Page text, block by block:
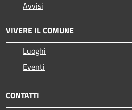
Avvisi
VIVERE IL COMUNE
Luoghi
Eventi
CONTATTI